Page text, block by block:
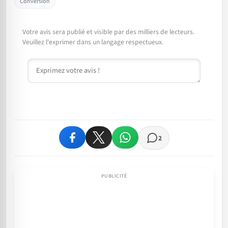
Votre avis sera publié et visible par des milliers de lecteurs.
Veuillez l'exprimer dans un langage respectueux.
Commentaire
2